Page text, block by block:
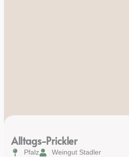
Alltags-Prickler
Pfalz Weingut Stadler